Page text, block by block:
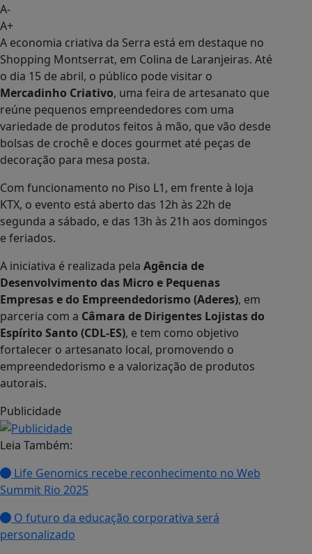
A-
A+
A economia criativa da Serra está em destaque no
Shopping Montserrat, em Colina de Laranjeiras. Até
o dia 15 de abril, o público pode visitar o
Mercadinho Criativo, uma feira de artesanato que
reúne pequenos empreendedores com uma
variedade de produtos feitos à mão, que vão desde
bolsas de crochê e doces gourmet até peças de
decoração para mesa posta.
Com funcionamento no Piso L1, em frente à loja
KTX, o evento está aberto das 12h às 22h de
segunda a sábado, e das 13h às 21h aos domingos
e feriados.
A iniciativa é realizada pela Agência de
Desenvolvimento das Micro e Pequenas
Empresas e do Empreendedorismo (Aderes), em
parceria com a Câmara de Dirigentes Lojistas do
Espírito Santo (CDL-ES), e tem como objetivo
fortalecer o artesanato local, promovendo o
empreendedorismo e a valorização de produtos
autorais.
Publicidade
Leia Também:
Life Genomics recebe reconhecimento no Web
Summit Rio 2025
O futuro da educação corporativa será
personalizado